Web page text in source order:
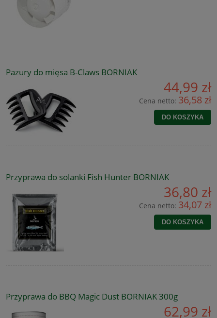
Pazury do mięsa B-Claws BORNIAK
44,99 zł
Cena netto: 36,58 zł
DO KOSZYKA
Przyprawa do solanki Fish Hunter BORNIAK
36,80 zł
Cena netto: 34,07 zł
DO KOSZYKA
Przyprawa do BBQ Magic Dust BORNIAK 300g
62,99 zł